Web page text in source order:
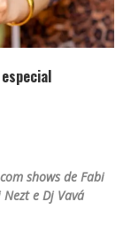
shows de Fabi
e Dj Vavá